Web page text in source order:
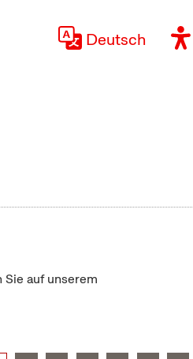
Deutsch
auf unserem